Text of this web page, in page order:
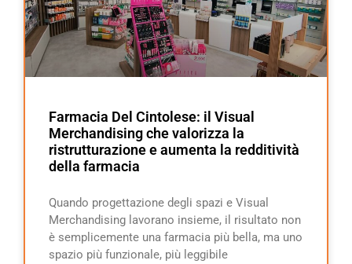
Farmacia Del Cintolese: il Visual
Merchandising che valorizza la
ristrutturazione e aumenta la redditività
della farmacia
Quando progettazione degli spazi e Visual
Merchandising lavorano insieme, il risultato non
è semplicemente una farmacia più bella, ma uno
spazio più funzionale, più leggibile